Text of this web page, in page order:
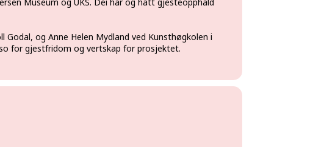
og Anne Helen Mydland ved Kunsthøgkolen i
for gjestfridom og vertskap for prosjektet.